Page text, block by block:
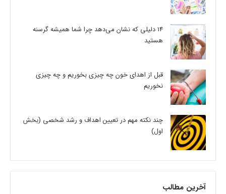
14 دلیلی که نشان می‌دهد چرا شما همیشه گرسنه
هستید
قبل از اهدای خون چه چیزی بخوریم و چه چیزی
نخوریم
چند نکته مهم در تعیین اهداف و رشد شخصی (بخش
اول)
آخرین مطالب